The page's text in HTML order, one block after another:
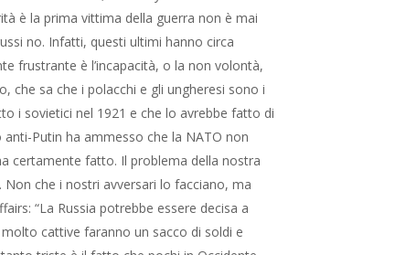
frustrante è l’incapacità, o la non volontà,
sa che i polacchi e gli ungheresi sono i
i sovietici nel 1921 e che lo avrebbe fatto di
Putin ha ammesso che la NATO non
certamente fatto. Il problema della nostra
che i nostri avversari lo facciano, ma
“La Russia potrebbe essere decisa a
cattive faranno un sacco di soldi e
triste è il fatto che pochi in Occidente,
come centrale per il loro destino”.